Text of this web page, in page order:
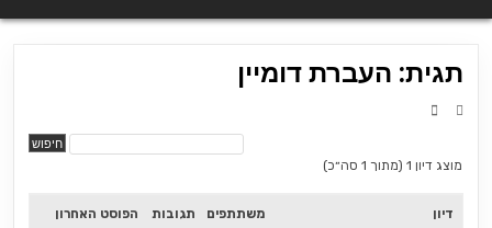
תגית: העברת דומיין
מוצג דיון 1 (מתוך 1 סה״כ)
דיון משתתפים תגובות הפוסט האחרון